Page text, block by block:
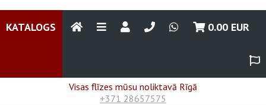
KATALOGS 0.00 EUR
Visas flīzes mūsu noliktavā Rīgā
+371 28657575